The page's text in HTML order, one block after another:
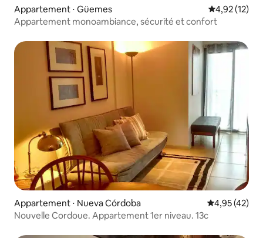
Appartement ⋅ Güemes Évaluation
4,92 (12)
Appartement monoambiance, sécurité et confort
Appartement ⋅ Nueva Córdoba Évaluation
4,95 (42)
Nouvelle Cordoue. Appartement 1er niveau. 13c